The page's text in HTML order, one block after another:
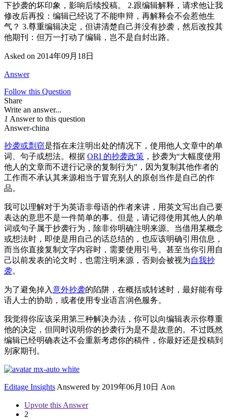
下抄袭的坏印象，影响后续投稿。 2.跟编辑解释，请求他让我
修改后再投：编辑已经说了不能申辩，再解释会不会惹他生
气？ 3.尊重编辑决定，但讲清楚自己并没有抄袭，然后改投其
他期刊：但万一打动了编辑，岂不是自封出路。
Asked on 2014年09月18日
Answer
Follow this Question
Share
Write an answer...
1 Answer to this question
Answer-china
抄袭或剽窃是指在未注明出处的情况下，使用他人文章中的单
词、句子或想法。根据 ORI 的抄袭政策 ，抄袭为“大幅度使用
他人的文章而不进行记录的复制行为”，因为复制其他作者的
工作而不承认其来源相当于冒充别人的原创当作是自己的作
品。
我可以理解对于为英语非母语的作者来讲，用英文写出自己要
表达的意思不是一件简单的事。但是，请记得使用其他人的单
词或句子属于抄袭行为，除非你明确注明来源。当借用某概念
或想法时，即使是用自己的话总结的，也应该明确引用信息，
而当你直接复制文字内容时，需要使用引号。甚至当你引用自
己以前发表的论文时，也需注明来源，否则会被视为自我抄
袭。
为了避免掉入意外抄袭的陷阱，在概括或转述时，最好能有母
语人士的协助，或者使用专业语言润色服务。
我觉得你应该采用第三种解决办法，你可以向编辑表示你尊重
他的决定，但同时说明你的抄袭行为是不是故意的。不过既然
编辑已经明确表达不会重新考虑你的稿件，你最好还是投稿到
别家期刊。
Editage Insights Answered by 2019年06月10日 Aon
Upvote this Answer
2